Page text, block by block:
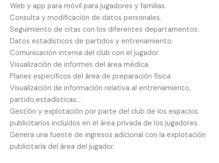
Web y app para móvil para jugadores y familias.
Consulta y modificación de datos personales.
Seguimiento de citas con los diferentes departamentos.
Datos estadísticos de partidos y entrenamiento.
Comunicación interna del club con el jugador.
Visualización de informes del área médica.
Planes específicos del área de preparación física.
Visualización de información relativa al entrenamiento,
partido,estadísticas…
Gestión y explotación por parte del club de los espacios
publicitarios incluidos en el área privada de los jugadores.
Genera una fuente de ingresos adicional con la explotación
publicitaria del área del jugador.